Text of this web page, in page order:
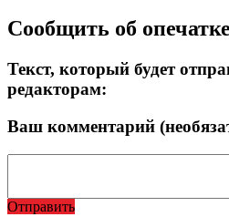
Сообщить об опечатке
Текст, который будет
редакторам:
Ваш комментарий
Отправить